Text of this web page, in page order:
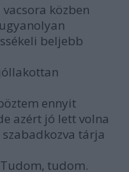
közben
beljebb
ennyit
azért jó lett volna
tárja
tudom.